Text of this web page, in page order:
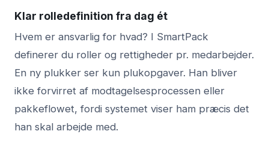
Klar rolledefinition fra dag ét
Hvem er ansvarlig for hvad? I SmartPack
definerer du roller og rettigheder pr. medarbejder.
En ny plukker ser kun plukopgaver. Han bliver
ikke forvirret af modtagelsesprocessen eller
pakkeflowet, fordi systemet viser ham præcis det
han skal arbejde med.